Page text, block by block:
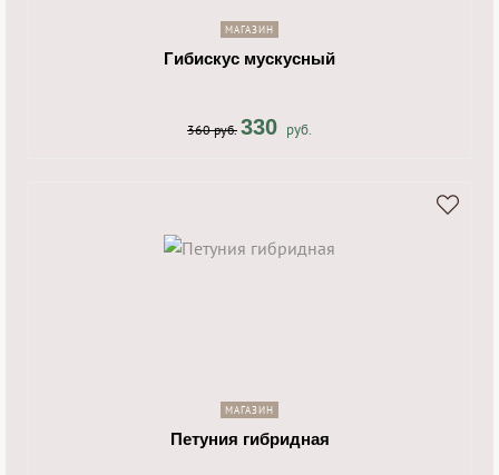
МАГАЗИН
Гибискус мускусный
360 руб. 330 руб.
МАГАЗИН
Петуния гибридная